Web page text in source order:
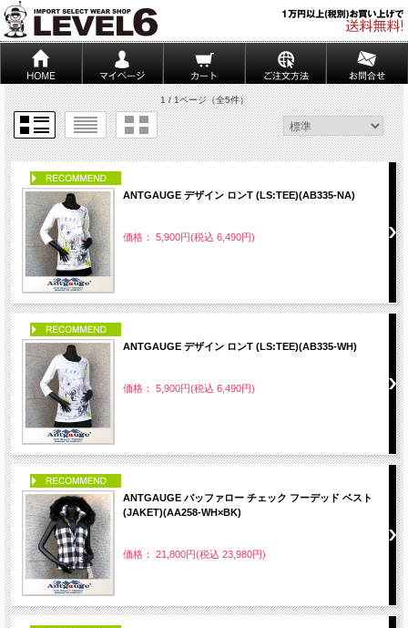
1 / 1ページ（全5件）
ANTGAUGE デザイン ロンT (LS:TEE)(AB335-NA)
価格： 5,900円(税込 6,490円)
ANTGAUGE デザイン ロンT (LS:TEE)(AB335-WH)
価格： 5,900円(税込 6,490円)
ANTGAUGE バッファロー チェック フーデッド ベスト
(JAKET)(AA258-WH×BK)
価格： 21,800円(税込 23,980円)